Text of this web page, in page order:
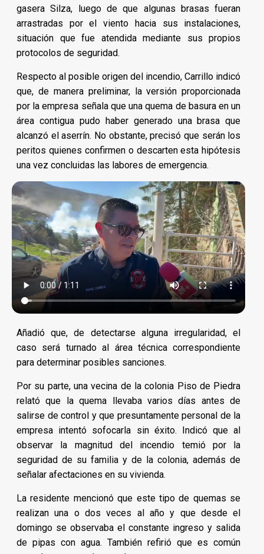
gasera Silza, luego de que algunas brasas fueran
arrastradas por el viento hacia sus instalaciones,
situación que fue atendida mediante sus propios
protocolos de seguridad.
Respecto al posible origen del incendio, Carrillo indicó
que, de manera preliminar, la versión proporcionada
por la empresa señala que una quema de basura en un
área contigua pudo haber generado una brasa que
alcanzó el aserrín. No obstante, precisó que serán los
peritos quienes confirmen o descarten esta hipótesis
una vez concluidas las labores de emergencia.
Añadió que, de detectarse alguna irregularidad, el
caso será turnado al área técnica correspondiente
para determinar posibles sanciones.
Por su parte, una vecina de la colonia Piso de Piedra
relató que la quema llevaba varios días antes de
salirse de control y que presuntamente personal de la
empresa intentó sofocarla sin éxito. Indicó que al
observar la magnitud del incendio temió por la
seguridad de su familia y de la colonia, además de
señalar afectaciones en su vivienda.
La residente mencionó que este tipo de quemas se
realizan una o dos veces al año y que desde el
domingo se observaba el constante ingreso y salida
de pipas con agua. También refirió que es común